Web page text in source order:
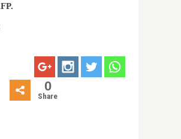
0
Share